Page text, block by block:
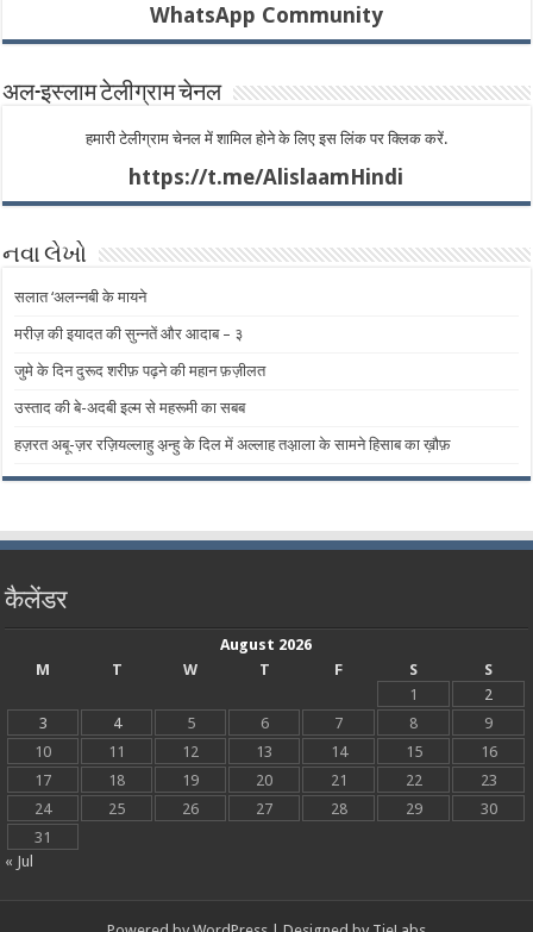
WhatsApp Community
अल-इस्लाम टेलीग्राम चेनल
हमारी टेलीग्राम चेनल में शामिल होने के लिए इस लिंक पर क्लिक करें.
https://t.me/AlislaamHindi
નવા લેખો
सलात ‘अलन्नबी के मायने
मरीज़ की इयादत की सुन्नतें और आदाब – ​​३
जुमे के दिन दुरूद शरीफ़ पढ़ने की महान फ़ज़ीलत
उस्ताद की बे-अदबी इल्म से महरूमी का सबब
हज़रत अबू-ज़र रज़ियल्लाहु अ़न्हु के दिल में अल्लाह तअ़ाला के सामने हिसाब का ख़ौफ़
कैलेंडर
August 2026
M
T W T F S
S
1
2
3
4 5 6 7 8
9
10
11 12 13 14 15
16
17
18 19 20 21 22
23
24
25 26 27 28 29
30
31
« Jul